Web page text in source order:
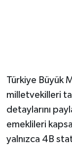
Türkiye Büyük
milletvekilleri
detaylarını
emeklileri
yalnızca 4B